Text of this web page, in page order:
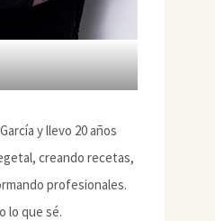
y llevo 20 años
creando recetas,
profesionales.
lo que sé.